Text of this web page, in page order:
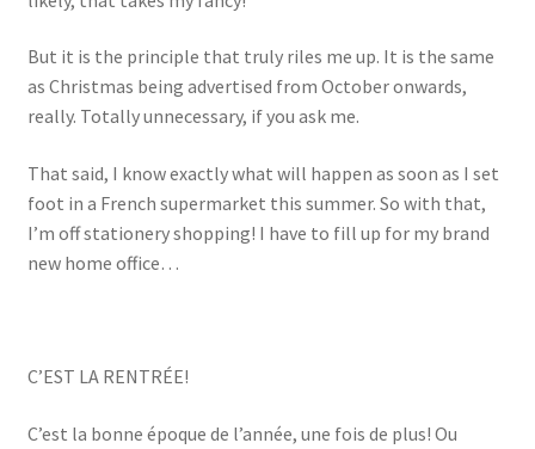
But it is the principle that truly riles me up. It is the same
as Christmas being advertised from October onwards,
really. Totally unnecessary, if you ask me.
That said, I know exactly what will happen as soon as I set
foot in a French supermarket this summer. So with that,
I’m off stationery shopping! I have to fill up for my brand
new home office…
C’EST LA RENTRÉE!
C’est la bonne époque de l’année, une fois de plus! Ou